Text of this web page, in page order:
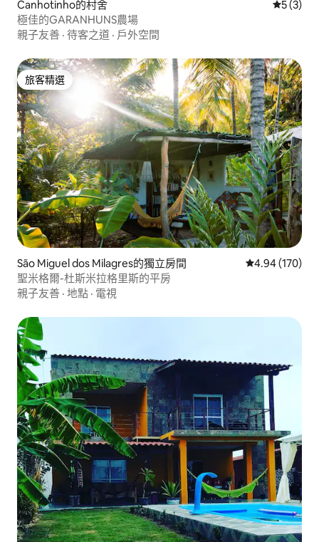
Canhotinho的村舍 從 3 則評
5 (3)
極佳的GARANHUNS農場
親子友善 · 待客之道 · 戶外空間
旅客精選
旅客精選
São Miguel dos Milagres的獨立房間 從 170 則評價
4.94 (170)
聖米格爾-杜斯米拉格里斯的平房
親子友善 · 地點 · 電視